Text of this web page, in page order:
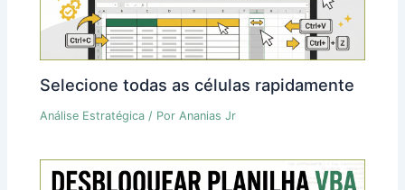
Selecione todas as células rapidamente
Análise Estratégica / PorAnanias Jr